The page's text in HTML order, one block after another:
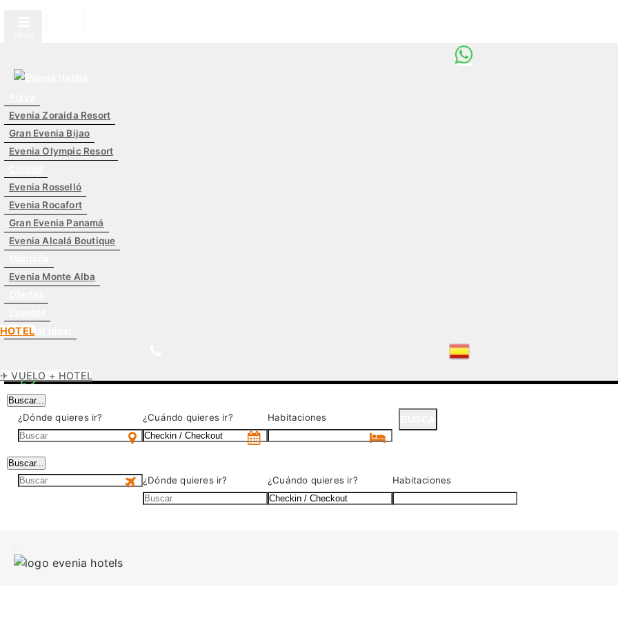
Evenia Zoraida Resort
Gran Evenia Bijao
Evenia Olympic Resort
Evenia Rosselló
Evenia Rocafort
Gran Evenia Panamá
Evenia Alcalá Boutique
Evenia Monte Alba
Tu hotel ideal
US$
HOTEL
✈ VUELO + HOTEL
Buscar...
¿Dónde quieres ir? ¿Cuándo quieres ir? Habitaciones
Buscar...
¿Dónde quieres ir? ¿Cuándo quieres ir? Habitaciones